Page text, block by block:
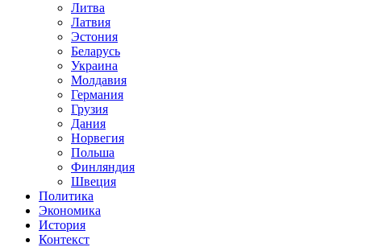
Литва
Латвия
Эстония
Беларусь
Украина
Молдавия
Германия
Грузия
Дания
Норвегия
Польша
Финляндия
Швеция
Политика
Экономика
История
Контекст